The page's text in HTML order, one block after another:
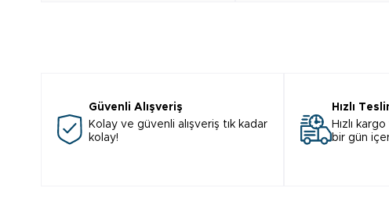
Güvenli Alışveriş
Kolay ve güvenli alışveriş tık kadar
kolay!
Hızlı
Hızlı
bir gün